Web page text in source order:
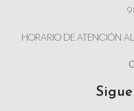
HORARIO DE ATENCIÓN